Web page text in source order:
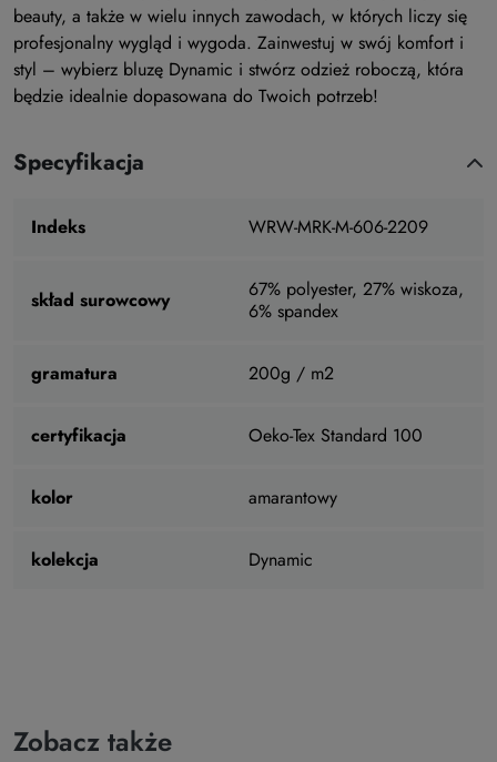
beauty, a także w wielu innych zawodach, w których liczy się
profesjonalny wygląd i wygoda. Zainwestuj w swój komfort i
styl – wybierz bluzę Dynamic i stwórz odzież roboczą, która
będzie idealnie dopasowana do Twoich potrzeb!
Specyfikacja
Indeks WRW-MRK-M-606-2209
skład surowcowy
67% polyester, 27% wiskoza,
6% spandex
gramatura 200g / m2
certyfikacja Oeko-Tex Standard 100
kolor amarantowy
kolekcja Dynamic
Zobacz także